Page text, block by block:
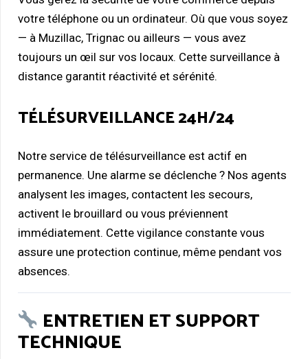
votre téléphone ou un ordinateur. Où que vous soyez
— à Muzillac, Trignac ou ailleurs — vous avez
toujours un œil sur vos locaux. Cette surveillance à
distance garantit réactivité et sérénité.
TÉLÉSURVEILLANCE 24H/24
Notre service de télésurveillance est actif en
permanence. Une alarme se déclenche ? Nos agents
analysent les images, contactent les secours,
activent le brouillard ou vous préviennent
immédiatement. Cette vigilance constante vous
assure une protection continue, même pendant vos
absences.
ENTRETIEN ET SUPPORT
TECHNIQUE